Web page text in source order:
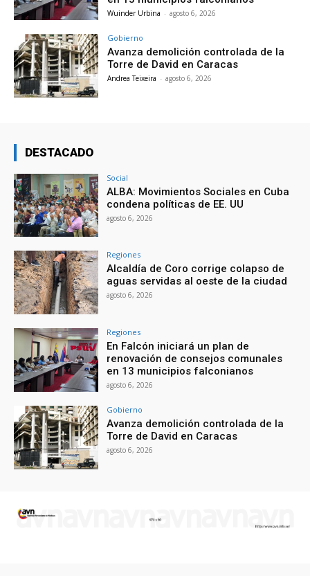
Wuinder Urbina - agosto 6, 2026
Gobierno
Avanza demolición controlada de la
Torre de David en Caracas
Andrea Teixeira - agosto 6, 2026
DESTACADO
Social
ALBA: Movimientos Sociales en Cuba
condena políticas de EE. UU
agosto 6, 2026
Regiones
Alcaldía de Coro corrige colapso de
aguas servidas al oeste de la ciudad
agosto 6, 2026
Regiones
En Falcón iniciará un plan de
renovación de consejos comunales
en 13 municipios falconianos
agosto 6, 2026
Gobierno
Avanza demolición controlada de la
Torre de David en Caracas
agosto 6, 2026